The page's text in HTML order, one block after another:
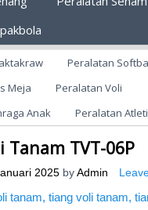
OLAHRAGA
Alat Olahraga
Peralatan
Meja
Peralatan Voli
Anak
Peralatan
Tanam TVT-06P
2025 by Admin